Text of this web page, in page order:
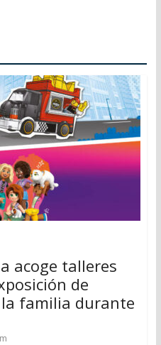
acoge talleres
de
familia durante